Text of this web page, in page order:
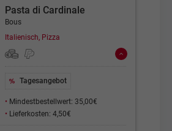
Pasta di Cardinale
Bous
Italienisch, Pizza
Tagesangebot
• Mindestbestellwert: 35,00€
• Lieferkosten: 4,50€